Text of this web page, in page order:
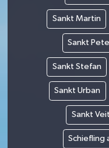
Sankt Martin
Sankt
Sankt Stefan
Sankt Urban
Sankt
Schiefling